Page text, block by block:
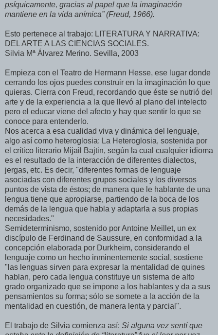
psíquicamente, gracias al papel que la imaginación
mantiene en la vida anímica” (Freud, 1966).
Esto pertenece al trabajo: LITERATURA Y NARRATIVA:
DEL ARTE A LAS CIENCIAS SOCIALES.
Silvia Mª Álvarez Merino. Sevilla, 2003
Empieza con el Teatro de Hermann Hesse, ese lugar donde
cerrando los ojos puedes construir en la imaginación lo que
quieras. Cierra con Freud, recordando que éste se nutrió del
arte y de la experiencia a la que llevó al plano del intelecto
pero el educar viene del afecto y hay que sentir lo que se
conoce para entenderlo.
Nos acerca a esa cualidad viva y dinámica del lenguaje,
algo así como heteroglosia: La Heteroglosia, sostenida por
el crítico literario Mijail Bajtin, según la cual cualquier idioma
es el resultado de la interacción de diferentes dialectos,
jergas, etc. Es decir, "diferentes formas de lenguaje
asociadas con diferentes grupos sociales y los diversos
puntos de vista de éstos; de manera que le hablante de una
lengua tiene que apropiarse, partiendo de la boca de los
demás de la lengua que habla y adaptarla a sus propias
necesidades."
Semideterminismo, sostenido por Antoine Meillet, un ex
discípulo de Ferdinand de Saussure, en conformidad a la
concepción elaborada por Durkheim, considerando el
lenguaje como un hecho inminentemente social, sostiene
"las lenguas sirven para expresar la mentalidad de quines
hablan, pero cada lengua constituye un sistema de alto
grado organizado que se impone a los hablantes y da a sus
pensamientos su forma; sólo se somete a la acción de la
mentalidad en cuestión, de manera lenta y parcial".
El trabajo de Silvia comienza así: Si alguna vez sentí que